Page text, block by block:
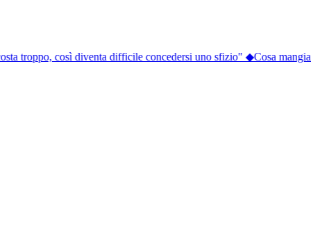
troppo, così diventa difficile concedersi uno sfizio"◆ Cosa